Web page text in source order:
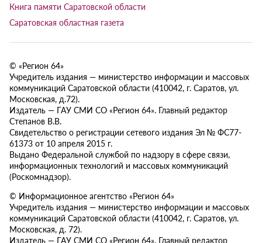
Книга памяти Саратовской области
Саратовская областная газета
© «Регион 64»
Учредитель издания — министерство информации и массовых
коммуникаций Саратовской области (410042, г. Саратов, ул.
Московская, д.72).
Издатель — ГАУ СМИ СО «Регион 64». Главный редактор
Степанов В.В.
Свидетельство о регистрации сетевого издания Эл № ФС77-
61373 от 10 апреля 2015 г.
Выдано Федеральной службой по надзору в сфере связи,
информационных технологий и массовых коммуникаций
(Роскомнадзор).
© Информационное агентство «Регион 64»
Учредитель издания — министерство информации и массовых
коммуникаций Саратовской области (410042, г. Саратов, ул.
Московская, д. 72).
Издатель — ГАУ СМИ СО «Регион 64». Главный редактор